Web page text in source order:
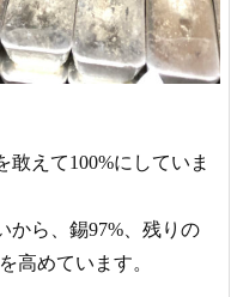
えて100%にしていま
から、錫97%、残りの
高めています。